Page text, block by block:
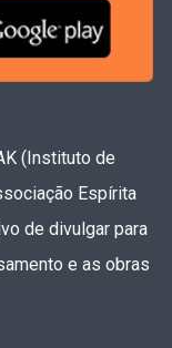
(Instituto de
Espírita
de divulgar para
e as obras